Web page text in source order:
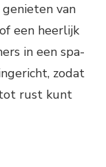
van
een heerlijk
in een spa-
zodat
rust kunt